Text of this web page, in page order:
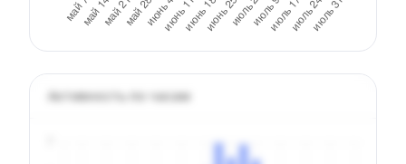
Активность по часам